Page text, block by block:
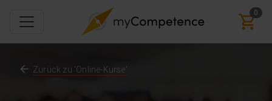
0
Zurück zu 'Online-Kurse'